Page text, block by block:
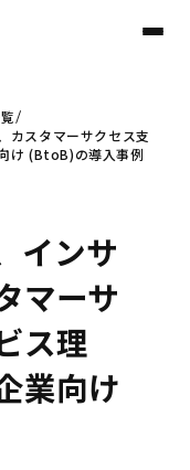
カスタマーサクセス支
け (BtoB)の導入事例
インサ
マーサ
ス理
業向け